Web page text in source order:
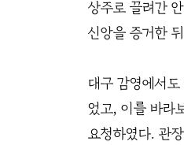
상주로 끌려간
신앙을 증거한
대구 감영에서
었고, 이를 바라
요청하였다. 관